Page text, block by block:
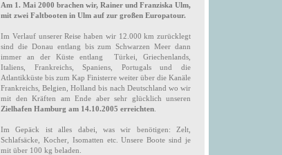
Am 1. Mai 2000 brachen wir, Rainer und Franziska Ulm,
mit zwei Faltbooten in Ulm auf zur großen Europatour.
Im Verlauf unserer Reise haben wir 12.000 km zurücklegt
sind die Donau entlang bis zum Schwarzen Meer dann
immer an der Küste entlang Türkei, Griechenlands,
Italiens, Frankreichs, Spaniens, Portugals und die
Atlantikküste bis zum Kap Finisterre weiter über die Kanäle
Frankreichs, Belgien, Holland bis nach Deutschland wo wir
mit den Kräften am Ende aber sehr glücklich unseren
Zielhafen Hamburg am 14.10.2005 erreichten
Im Gepäck ist alles dabei, was wir benötigen: Zelt,
Schlafsäcke, Kocher, Isomatten etc. Unsere Boote sind je
mit über 100 kg beladen.